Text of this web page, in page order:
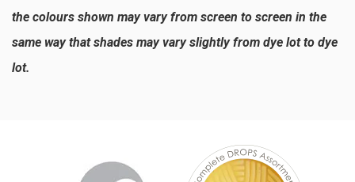
the colours shown may vary from screen to screen in the
same way that shades may vary slightly from dye lot to dye
lot.